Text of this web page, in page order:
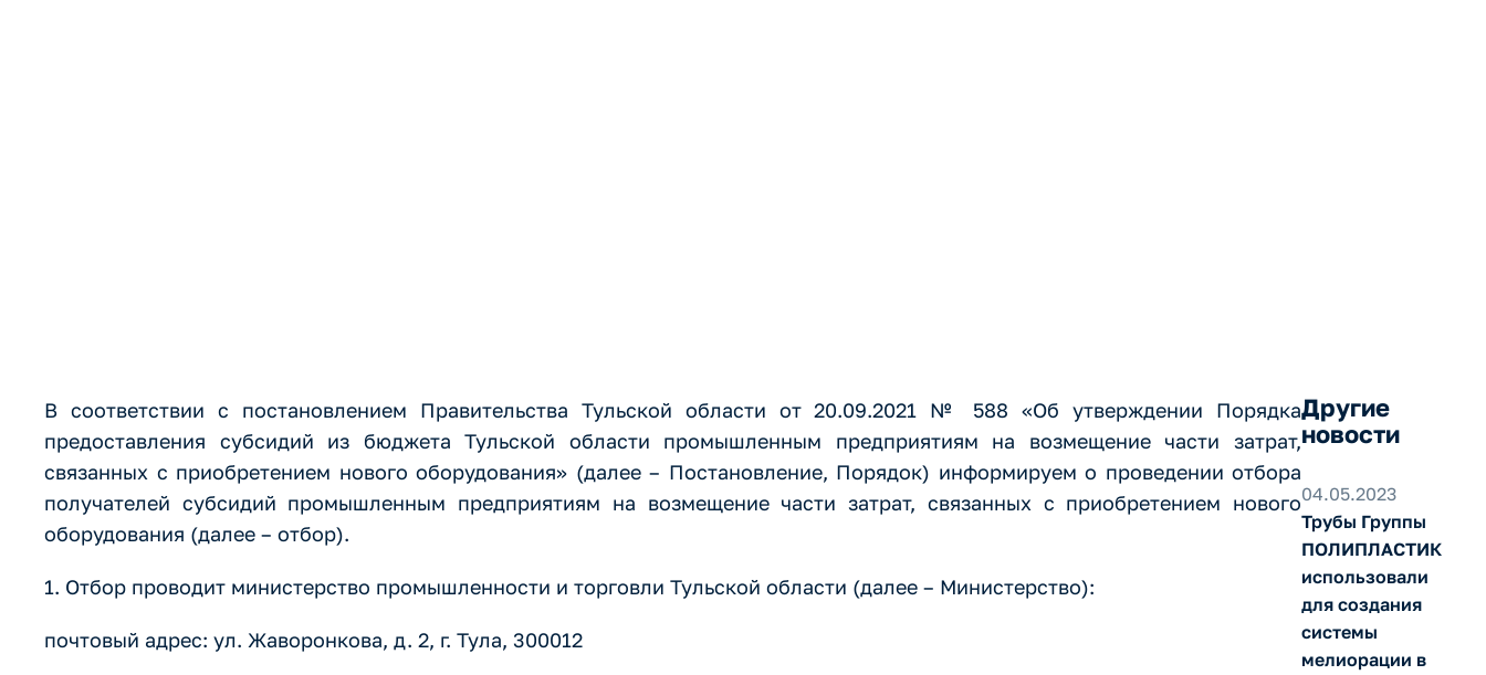
В соответствии с постановлением Правительства Тульской области от 20.09.2021 № 588 «Об утверждении Порядка
предоставления субсидий из бюджета Тульской области промышленным предприятиям на возмещение части затрат,
связанных с приобретением нового оборудования» (далее – Постановление, Порядок) информируем о проведении отбора
получателей субсидий промышленным предприятиям на возмещение части затрат, связанных с приобретением нового
оборудования (далее – отбор).
1. Отбор проводит министерство промышленности и торговли Тульской области (далее – Министерство):
почтовый адрес: ул. Жаворонкова, д. 2, г. Тула, 300012
Другие
новости
04.05.2023
Трубы Группы
ПОЛИПЛАСТИК
использовали
для создания
системы
мелиорации в